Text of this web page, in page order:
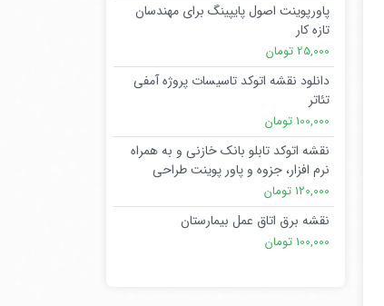
پاورپوینت اصول پایپینگ برای مهندسان
تازه کار
25,000 تومان
دانلود نقشه اتوکد تاسیسات پروژه آمفی
تئاتر
100,000 تومان
نقشه اتوکد تابلو بانک خازنی و به همراه
نرم افزار، جزوه و پاور پوینت طراحی
120,000 تومان
نقشه برق اتاق عمل بیمارستان
100,000 تومان